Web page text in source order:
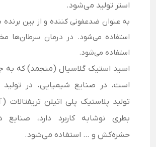
استر تولید می‌شود.
به عنوان ضدعفونی کننده و از بین برنده
استفاده می‌شود. در درمان سرطان‌ها
استفاده می‌شود.
اسید استیک گلاسیال (منجمد) که به
است، در صنایع شیمیایی، در تولید
بطری نوشابه کاربرد دارد، صنایع
حشره‌کش و … استفاده می‌شود.